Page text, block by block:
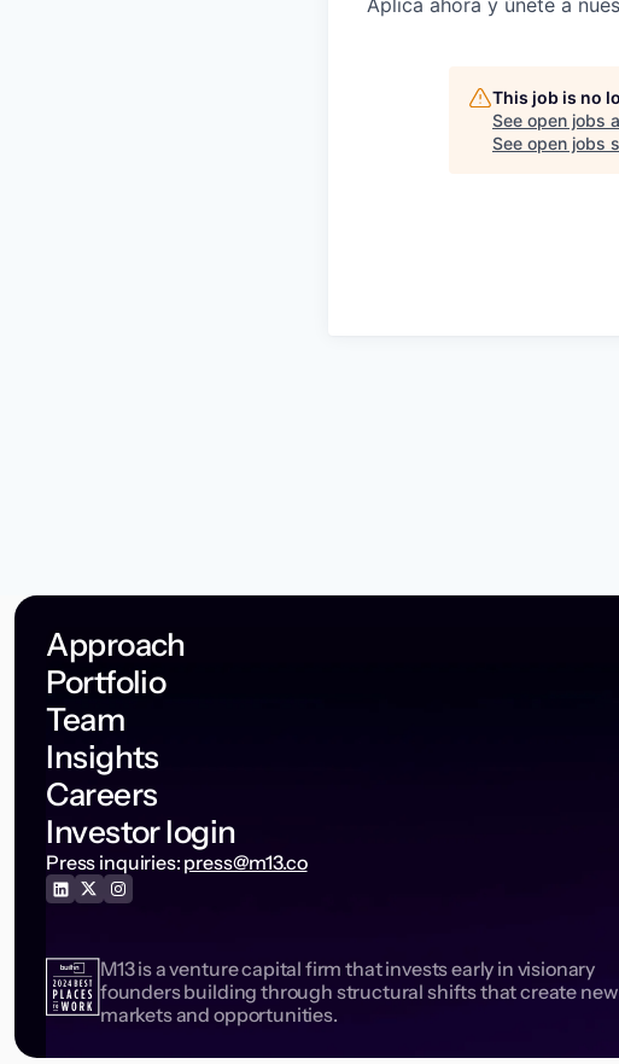
This job is no
See open jobs
See open jobs
Approach
Portfolio
Team
Insights
Careers
Investor login
Press inquiries: press@m13.co
M13 is a venture capital firm that invests early in visionary
founders building through structural shifts that create new
markets and opportunities.